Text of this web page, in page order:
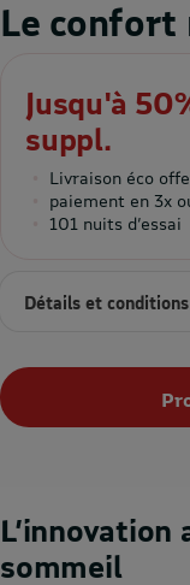
L’innovation
sommeil
Le confort
Jusqu'à
suppl.
Livraison éco
paiement en 3x
101 nuits d’essai
Détails et